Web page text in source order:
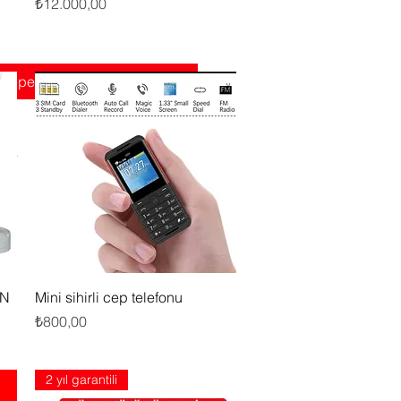
Sepete Ekle
₺12.000,00
Hızlı Bakış
Mini sihirli cep telefonu
Fiyat
₺800,00
2 yıl garantili